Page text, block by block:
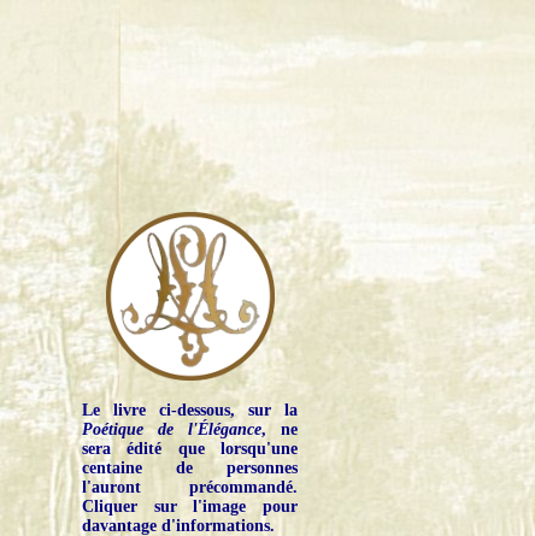
Le livre ci-dessous, sur la
Poétique de l'Élégance, ne
sera édité que lorsqu'une
centaine de personnes
l'auront précommandé.
Cliquer sur l'image pour
davantage d'informations.